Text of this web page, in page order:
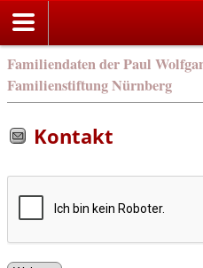
Familiendaten der Paul
Familienstiftung Nürnberg
Kontakt